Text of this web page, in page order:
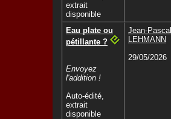
extrait
disponible
Eau plate ou
pétillante ?
Envoyez
l'addition !
Auto-édité,
extrait
disponible
Jean-Pascal
LEHMANN
29/05/2026